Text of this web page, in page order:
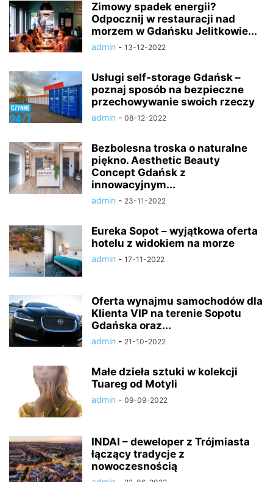
Zimowy spadek energii?
Odpocznij w restauracji nad
morzem w Gdańsku Jelitkowie...
admin - 13-12-2022
Usługi self-storage Gdańsk –
poznaj sposób na bezpieczne
przechowywanie swoich rzeczy
admin - 08-12-2022
Bezbolesna troska o naturalne
piękno. Aesthetic Beauty
Concept Gdańsk z
innowacyjnym...
admin - 23-11-2022
Eureka Sopot – wyjątkowa oferta
hotelu z widokiem na morze
admin - 17-11-2022
Oferta wynajmu samochodów dla
Klienta VIP na terenie Sopotu
Gdańska oraz...
admin - 21-10-2022
Małe dzieła sztuki w kolekcji
Tuareg od Motyli
admin - 09-09-2022
INDAI – deweloper z Trójmiasta
łączący tradycje z
nowoczesnością